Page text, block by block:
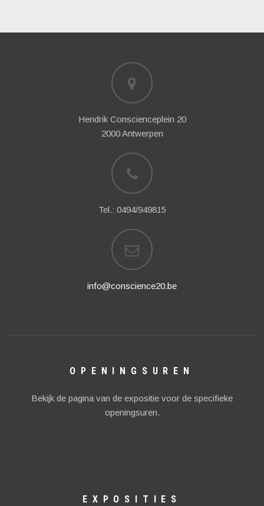
Hendrik Conscienceplein 20
2000 Antwerpen
Tel.: 0494/949815
info@conscience20.be
OPENINGSUREN
Bekijk de pagina van de expositie voor de specifieke
openingsuren.
EXPOSITIES